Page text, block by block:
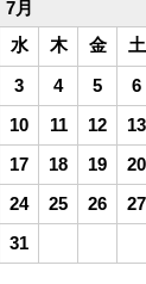
7月
水 木 金
土
3 4 5
6
10 11 12
13
17 18 19
20
24 25 26
27
31